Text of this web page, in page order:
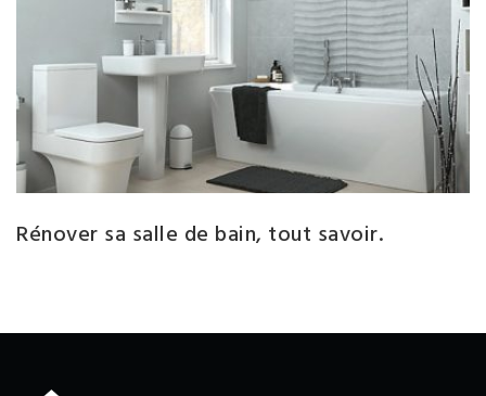
Rénover sa salle de bain, tout savoir.